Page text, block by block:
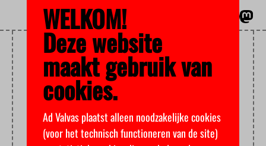
INTERNATIONALE
WETENSCHAPPERS
WELKOM!
Deze website
maakt gebruik van
cookies.
Ad Valvas plaatst alleen noodzakelijke cookies
(voor het technisch functioneren van de site)